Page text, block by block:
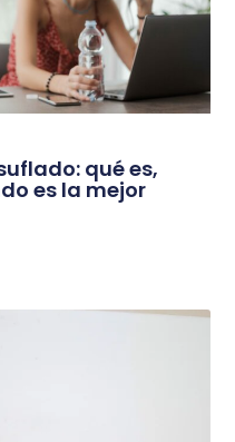
qué es,
es la mejor